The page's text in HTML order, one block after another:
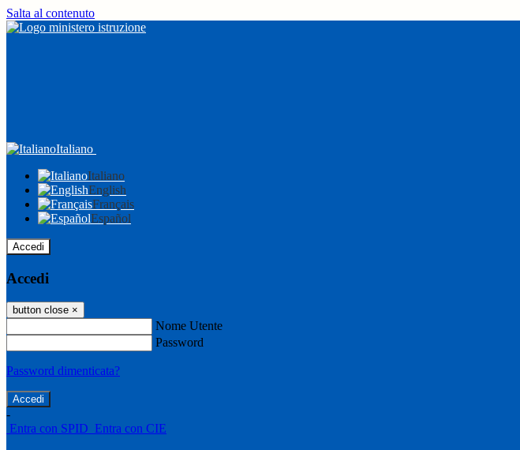
Salta al contenuto
Italiano
Italiano
English
Français
Español
Accedi
Accedi
button close ×
Nome Utente
Password
Password dimenticata?
-
Entra con SPID Entra con CIE